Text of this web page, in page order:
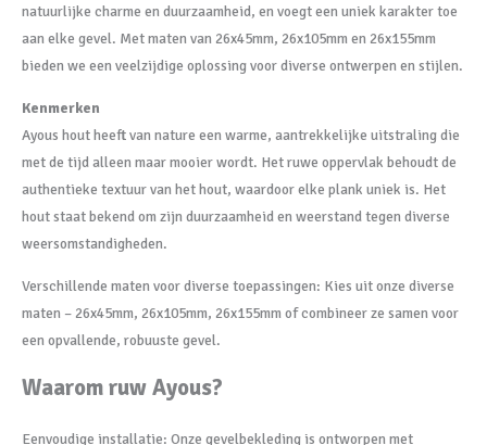
natuurlijke charme en duurzaamheid, en voegt een uniek karakter toe
aan elke gevel. Met maten van 26x45mm, 26x105mm en 26x155mm
bieden we een veelzijdige oplossing voor diverse ontwerpen en stijlen.
Kenmerken
Ayous hout heeft van nature een warme, aantrekkelijke uitstraling die
met de tijd alleen maar mooier wordt. Het ruwe oppervlak behoudt de
authentieke textuur van het hout, waardoor elke plank uniek is. Het
hout staat bekend om zijn duurzaamheid en weerstand tegen diverse
weersomstandigheden.
Verschillende maten voor diverse toepassingen: Kies uit onze diverse
maten – 26x45mm, 26x105mm, 26x155mm of combineer ze samen voor
een opvallende, robuuste gevel.
Waarom ruw Ayous?
Eenvoudige installatie: Onze gevelbekleding is ontworpen met